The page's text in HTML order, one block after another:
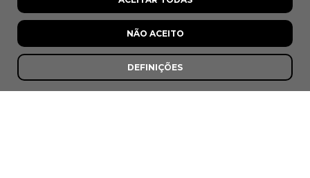
Matosinhos
DEFINIÇÕES
NÃO ACEITO